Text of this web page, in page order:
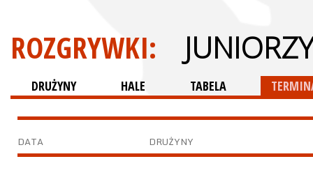
ROZGRYWKI:
DRUŻYNY HALE TABELA
DATA DRUŻYNY